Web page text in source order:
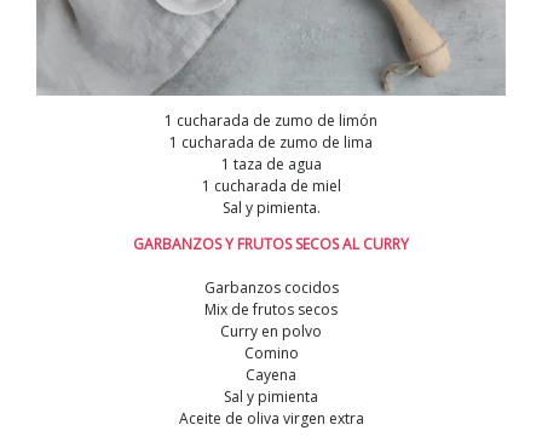
1 cucharada de zumo de limón
1 cucharada de zumo de lima
1 taza de agua
1 cucharada de miel
Sal y pimienta.
GARBANZOS Y FRUTOS SECOS AL CURRY
Garbanzos cocidos
Mix de frutos secos
Curry en polvo
Comino
Cayena
Sal y pimienta
Aceite de oliva virgen extra